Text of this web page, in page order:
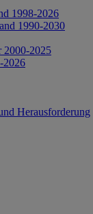
1998-2026
1990-2030
2000-2025
2026
Herausforderung